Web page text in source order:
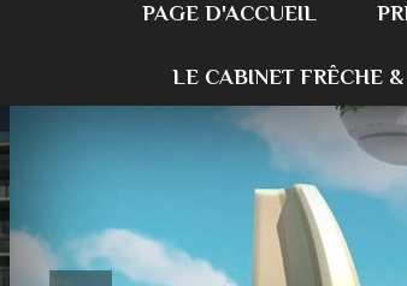
PAGE D'ACCUEIL
LE CABINET FRÊCHE &